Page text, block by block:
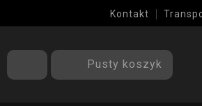
Kontakt
Pusty koszyk